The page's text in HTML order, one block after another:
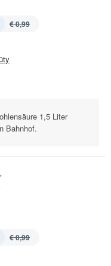
€ 0,99
1,5 Liter
Bahnhof.
€ 0,99